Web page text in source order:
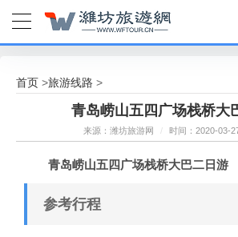
首页 >旅游线路 >
青岛崂山五四广场栈桥大
来源：潍坊旅游网 / 时间：2020-03-
青岛崂山五四广场栈桥大巴二日游
参考行程